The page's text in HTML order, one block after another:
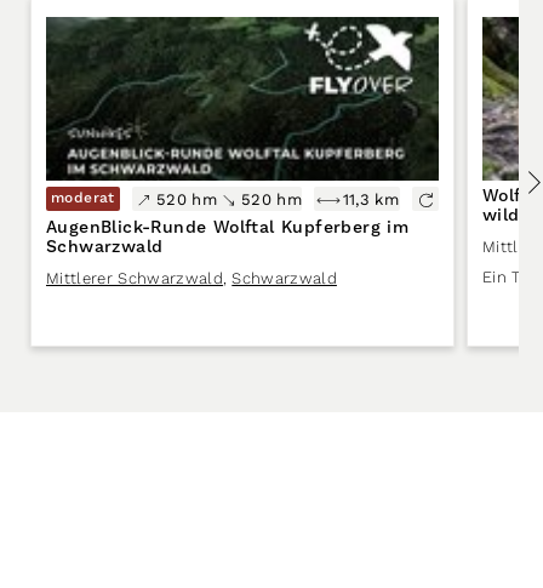
moderat 520 hm 520 hm 11,3 km
AugenBlick-Runde Wolftal Kupferberg im
Schwarzwald
Mittlerer Schwarzwald, Schwarzwald
Wolf-
wilde
Ein